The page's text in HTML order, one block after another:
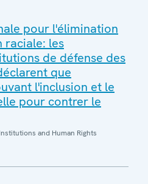
pour l'élimination
raciale: les
de défense des
que
l'inclusion et le
pour contrer le
and Human Rights